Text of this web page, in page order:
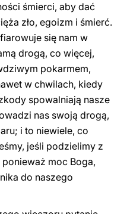
śmierci, aby dać
zło, egoizm i śmierć.
się nam w
drogą, co więcej,
pokarmem,
w chwilach, kiedy
spowalniają nasze
nas swoją drogą,
i to niewiele, co
jeśli podzielimy z
moc Boga,
do naszego